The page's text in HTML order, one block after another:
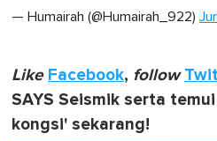
— Humairah (@Humairah_922)
Like Facebook, follow
SAYS Seismik serta
kongsi' sekarang!